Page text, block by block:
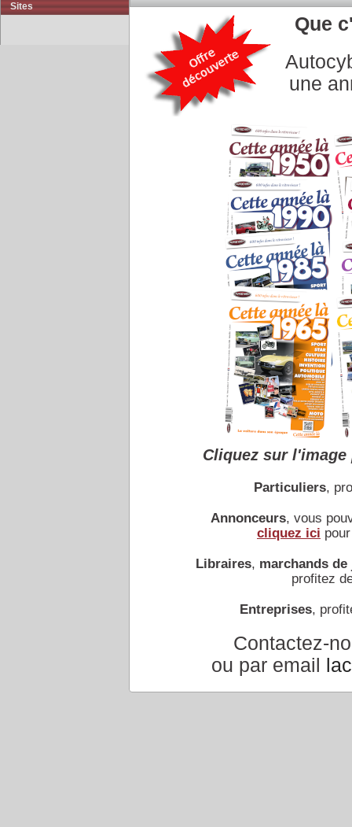
Sites
| Conseiller à un
Que
une
Cliquez sur
Particuliers,
Annonceurs, vous
cliquez ici
Libraires, marchands de
profitez
Entreprises,
Contactez-
ou par email